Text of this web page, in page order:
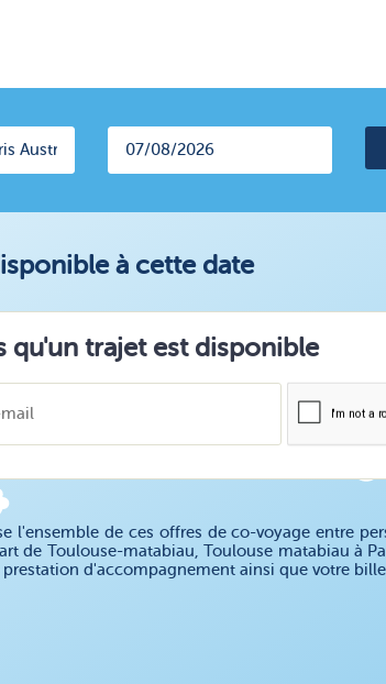
à cette date
qu'un trajet est disponible
l'ensemble de ces offres de co-voyage entre
de Toulouse-matabiau, Toulouse matabiau à
d'accompagnement ainsi que votre